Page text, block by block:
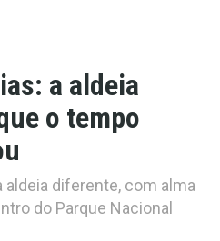
a aldeia
o tempo
diferente, com alma
do Parque Nacional